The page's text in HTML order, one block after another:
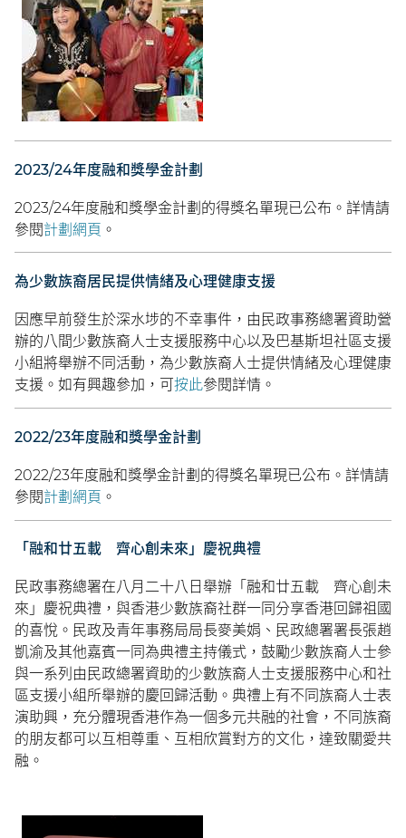
2023/24年度融和獎學金計劃
2023/24年度融和獎學金計劃的得獎名單現已公布。詳情請
參閱計劃網頁 。
為少數族裔居民提供情緒及心理健康支援
因應早前發生於深水埗的不幸事件，由民政事務總署資助營
辦的八間少數族裔人士支援服務中心以及巴基斯坦社區支援
小組將舉辦不同活動，為少數族裔人士提供情緒及心理健康
支援。如有興趣參加，可 按此參閱詳情。
2022/23年度融和獎學金計劃
2022/23年度融和獎學金計劃的得獎名單現已公布。詳情請
參閱計劃網頁 。
「融和廿五載 齊心創未來」慶祝典禮
民政事務總署在八月二十八日舉辦「融和廿五載 齊心創未
來」慶祝典禮，與香港少數族裔社群一同分享香港回歸祖國
的喜悅。民政及青年事務局局長麥美娟、民政總署署長張趙
凱渝及其他嘉賓一同為典禮主持儀式，鼓勵少數族裔人士參
與一系列由民政總署資助的少數族裔人士支援服務中心和社
區支援小組所舉辦的慶回歸活動。典禮上有不同族裔人士表
演助興，充分體現香港作為一個多元共融的社會，不同族裔
的朋友都可以互相尊重、互相欣賞對方的文化，達致關愛共
融。